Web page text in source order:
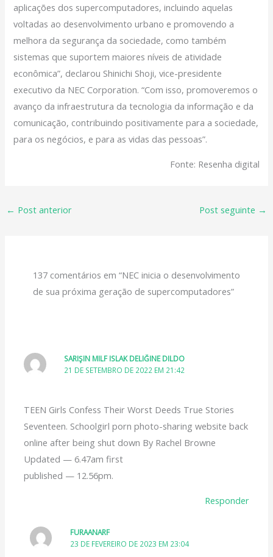
aplicações dos supercomputadores, incluindo aquelas
voltadas ao desenvolvimento urbano e promovendo a
melhora da segurança da sociedade, como também
sistemas que suportem maiores níveis de atividade
econômica”, declarou Shinichi Shoji, vice-presidente
executivo da NEC Corporation. “Com isso, promoveremos o
avanço da infraestrutura da tecnologia da informação e da
comunicação, contribuindo positivamente para a sociedade,
para os negócios, e para as vidas das pessoas”.
Fonte: Resenha digital
← Post anterior Post seguinte →
137 comentários em “NEC inicia o desenvolvimento
de sua próxima geração de supercomputadores”
SARIŞIN MILF ISLAK DELIĞINE DILDO
21 DE SETEMBRO DE 2022 EM 21:42
TEEN Girls Confess Their Worst Deeds True Stories
Seventeen. Schoolgirl porn photo-sharing website back
online after being shut down By Rachel Browne
Updated — 6.47am first
published — 12.56pm.
Responder
FURAANARF
23 DE FEVEREIRO DE 2023 EM 23:04